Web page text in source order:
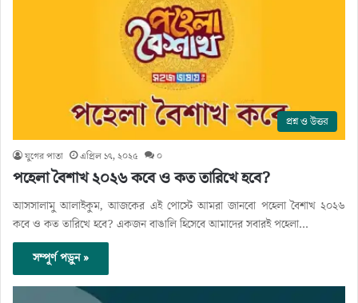
প্রশ্ন ও উত্তর
যুগের পাতা এপ্রিল ১৭, ২০২৫ ০
পহেলা বৈশাখ ২০২৬ কবে ও কত তারিখে হবে?
আসসালামু আলাইকুম, আজকের এই পোস্টে আমরা জানবো পহেলা বৈশাখ ২০২৬
কবে ও কত তারিখে হবে? একজন বাঙালি হিসেবে আমাদের সবারই পহেলা…
সম্পূর্ণ পড়ুন »